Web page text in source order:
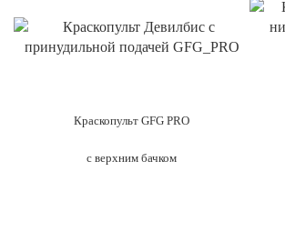
Краскопульт GFG PRO
с верхним бачком